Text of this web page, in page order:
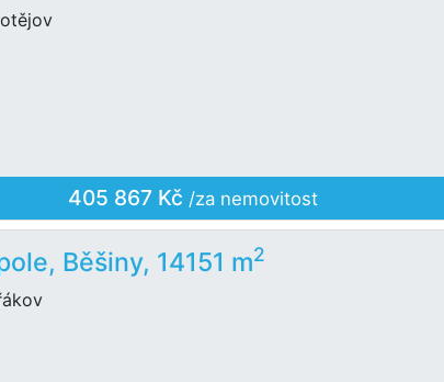
405 867 Kč /za nemovitost
Běšiny, 14151 m2